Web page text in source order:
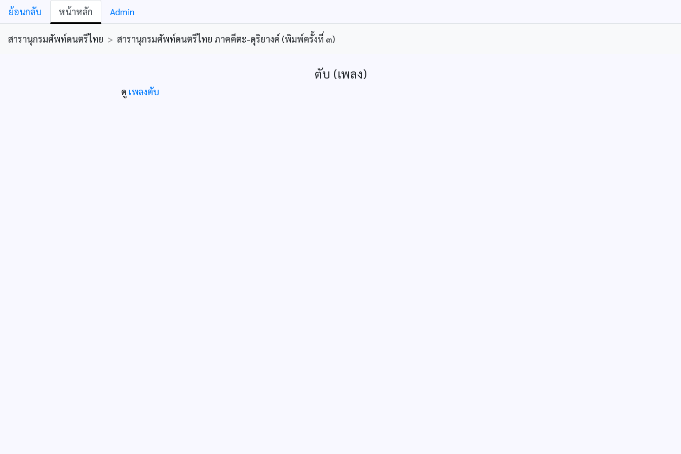
ย้อนกลับ หน้าหลัก Admin
สารานุกรมศัพท์ดนตรีไทย > สารานุกรมศัพท์ดนตรีไทย ภาคคีตะ-ดุริยางค์ (พิมพ์ครั้งที่ ๓)
ตับ (เพลง)
ดู เพลงตับ